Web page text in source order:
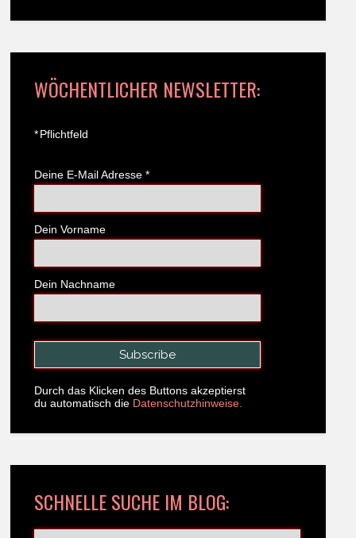
WÖCHENTLICHER NEWSLETTER:
*Pflichtfeld
Deine E-Mail Adresse *
Dein Vorname
Dein Nachname
Durch das Klicken des Buttons akzeptierst
du automatisch die Datenschutzhinweise.
SCHNELLE SUCHE IM BLOG: